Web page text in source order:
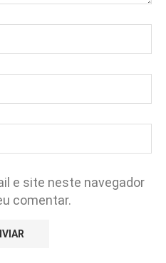
e site neste navegador
comentar.